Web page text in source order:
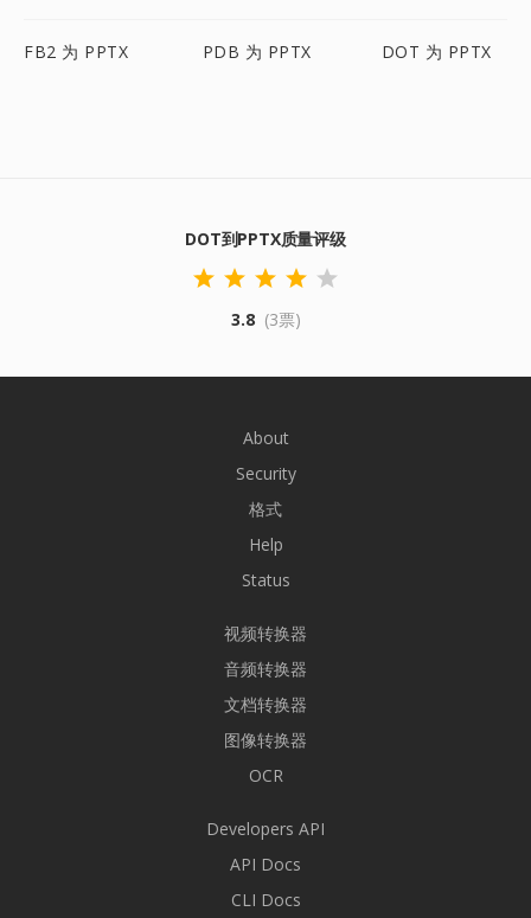
FB2 为 PPTX PDB 为 PPTX DOT 为 PPTX
DOT到PPTX质量评级
3.8 (3票)
About
Security
格式
Help
Status
视频转换器
音频转换器
文档转换器
图像转换器
OCR
Developers API
API Docs
CLI Docs